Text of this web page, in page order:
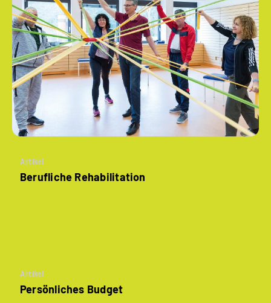
Artikel
Berufliche Rehabilitation
Artikel
Persönliches Budget